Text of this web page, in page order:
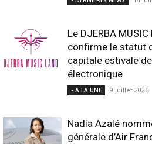
Le DJERBA
confirme le statut
capitale estivale
électronique
- A LA UNE 9 juillet 2026
Nadia Azalé
générale d’Air